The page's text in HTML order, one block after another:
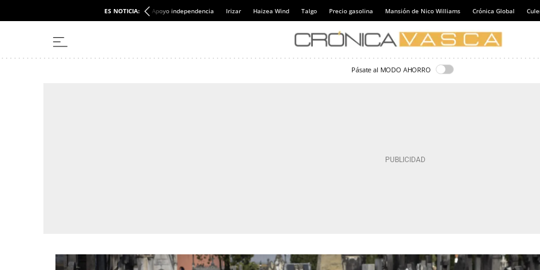
ES NOTICIA: Apoyo independencia Irizar Haizea Wind Talgo Precio gasolina Mansión de Nico Williams Crónica Global
Pásate al MODO AHORRO